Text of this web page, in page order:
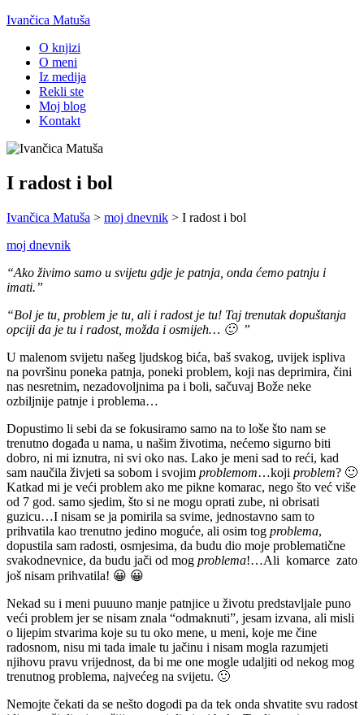
Ivančica Matuša
O knjizi
O meni
Iz medija
Rekli ste
Moj blog
Kontakt
I radost i bol
Ivančica Matuša > moj dnevnik > I radost i bol
moj dnevnik
“Ako živimo samo u svijetu gdje je patnja, onda ćemo patnju i
imati.”
“Bol je tu, problem je tu, ali i radost je tu! Taj trenutak dopuštanja
opciji da je tu i radost, možda i osmijeh… 🙂 ”
U malenom svijetu našeg ljudskog bića, baš svakog, uvijek ispliva
na površinu poneka patnja, poneki problem, koji nas deprimira, čini
nas nesretnim, nezadovoljnima pa i boli, sačuvaj Bože neke
ozbiljnije patnje i problema…
Dopustimo li sebi da se fokusiramo samo na to loše što nam se
trenutno događa u nama, u našim životima, nećemo sigurno biti
dobro, ni mi iznutra, ni svi oko nas. Lako je meni sad to reći, kad
sam naučila živjeti sa sobom i svojim problemom…koji problem? 🙂
Katkad mi je veći problem ako me pikne komarac, nego što već više
od 7 god. samo sjedim, što si ne mogu oprati zube, ni obrisati
guzicu…I nisam se ja pomirila sa svime, jednostavno sam to
prihvatila kao trenutno jedino moguće, ali osim tog problema,
dopustila sam radosti, osmjesima, da budu dio moje problematične
svakodnevnice, da budu jači od mog problema!…Ali komarce zato
još nisam prihvatila! 😀 😀
Nekad su i meni puuuno manje patnjice u životu predstavljale puno
veći problem jer se nisam znala “odmaknuti”, jesam izvana, ali misli
o lijepim stvarima koje su tu oko mene, u meni, koje me čine
radosnom, nisu mi tada imale tu jačinu i nisam mogla razumjeti
njihovu pravu vrijednost, da bi me one mogle udaljiti od nekog mog
trenutnog problema, najvećeg na svijetu. 🙂
Nemojte čekati da se nešto dogodi pa da tek onda shvatite svu radost